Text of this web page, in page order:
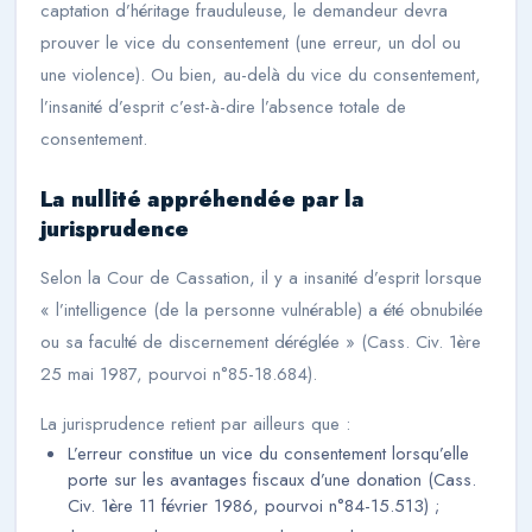
captation d’héritage frauduleuse, le demandeur devra
prouver le vice du consentement (une erreur, un dol ou
une violence). Ou bien, au-delà du vice du consentement,
l’insanité d’esprit c’est-à-dire l’absence totale de
consentement.
La nullité appréhendée par la
jurisprudence
Selon la Cour de Cassation, il y a insanité d’esprit lorsque
« l’intelligence (de la personne vulnérable) a été obnubilée
ou sa faculté de discernement déréglée » (Cass. Civ. 1ère
25 mai 1987, pourvoi n°85-18.684).
La jurisprudence retient par ailleurs que :
L’erreur constitue un vice du consentement lorsqu’elle
porte sur les avantages fiscaux d’une donation (Cass.
Civ. 1ère 11 février 1986, pourvoi n°84-15.513) ;